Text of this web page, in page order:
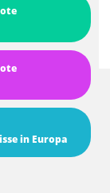
in Europa